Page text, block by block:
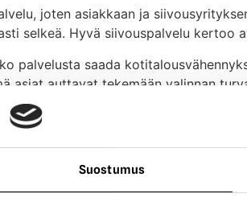
Suostumus
joten asiakkaan ja
selkeä. Hyvä siivouspalvelu kertoo
palvelusta saada
asiat auttavat tekemään valinnan
syytä miksi valita meidät
kertoo
Koti kotisiivouksen